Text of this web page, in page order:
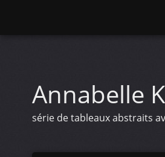
Annabelle
série de tableaux abstraits